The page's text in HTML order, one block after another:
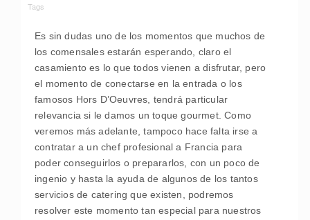
Tags
Es sin dudas uno de los momentos que muchos de
los comensales estarán esperando, claro el
casamiento es lo que todos vienen a disfrutar, pero
el momento de conectarse en la entrada o los
famosos Hors D’Oeuvres, tendrá particular
relevancia si le damos un toque gourmet. Como
veremos más adelante, tampoco hace falta irse a
contratar a un chef profesional a Francia para
poder conseguirlos o prepararlos, con un poco de
ingenio y hasta la ayuda de algunos de los tantos
servicios de catering que existen, podremos
resolver este momento tan especial para nuestros